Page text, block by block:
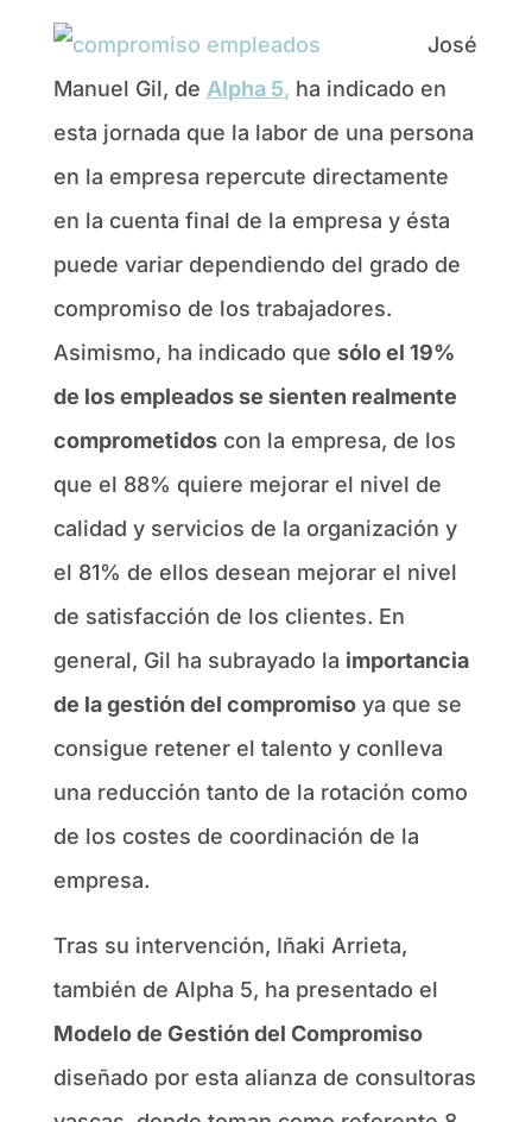
José
Manuel Gil, de Alpha 5, ha indicado en
esta jornada que la labor de una persona
en la empresa repercute directamente
en la cuenta final de la empresa y ésta
puede variar dependiendo del grado de
compromiso de los trabajadores.
Asimismo, ha indicado que sólo el 19%
de los empleados se sienten realmente
comprometidoscon la empresa, de los
que el 88% quiere mejorar el nivel de
calidad y servicios de la organización y
el 81% de ellos desean mejorar el nivel
de satisfacción de los clientes. En
general, Gil ha subrayado la importancia
de la gestión del compromisoya que se
consigue retener el talento y conlleva
una reducción tanto de la rotación como
de los costes de coordinación de la
empresa.
Tras su intervención, Iñaki Arrieta,
también de Alpha 5, ha presentado el
Modelo de Gestión del Compromiso
diseñado por esta alianza de consultoras